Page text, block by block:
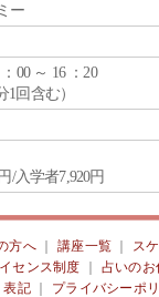
ー
00 ～ 16 ：20
1回含む）
/入学者7,920円
方へ 講座一覧
ス
センス制度
占いのお
表記 プライバシーポ